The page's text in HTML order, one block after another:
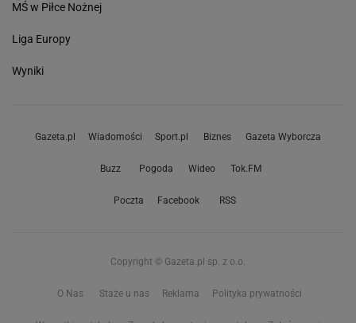
MŚ w Piłce Nożnej
Liga Europy
Wyniki
Gazeta.pl Wiadomości Sport.pl Biznes Gazeta Wyborcza
Buzz Pogoda Wideo Tok.FM
Poczta Facebook RSS
Copyright © Gazeta.pl sp. z o.o.
O Nas Staże u nas Reklama Polityka prywatności